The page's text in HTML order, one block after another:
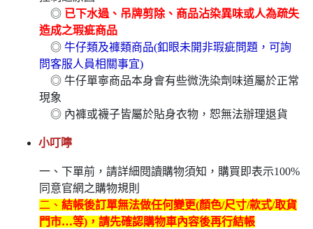
◎ 已下水過、吊牌剪除、商品沾染異味或人為疏失
造成之瑕疵商品
◎ 牛仔類及褲類商品(釦眼未開非瑕疵問題，可詢
問客服人員相關事宜)
◎ 牛仔單寧商品本身會有些微洗染劑味道屬於正常
現象
◎ 內褲或襪子皆屬於貼身衣物，恕無法辦理退貨
小叮嚀
一、下單前，請詳細閱讀購物須知，購買即表示100%
同意官網之購物規則
二、 結帳後訂單無法做任何變更(顏色/尺寸/款式/取貨
門市…等)，請先確認購物車內容後再行結帳